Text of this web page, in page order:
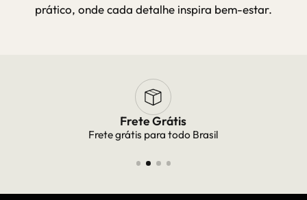
prático, onde cada detalhe inspira bem-estar.
Frete Grátis
Frete grátis para todo Brasil